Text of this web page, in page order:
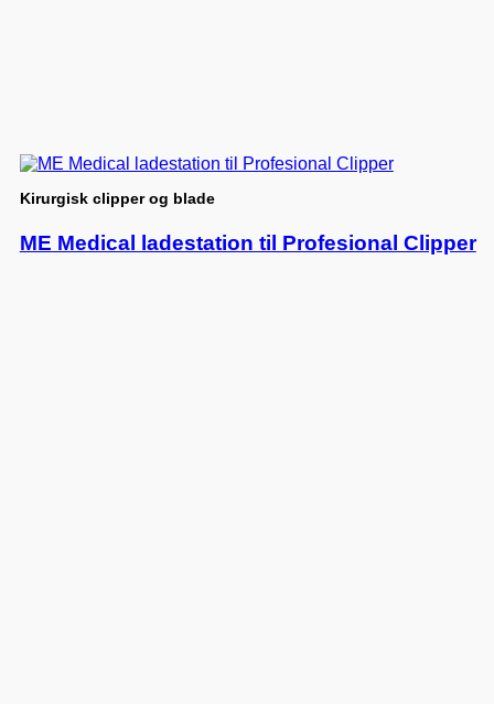
Kirurgisk clipper og blade
ME Medical ladestation til Profesional Clipper